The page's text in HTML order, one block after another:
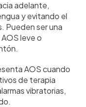
adelante,
y evitando el
Pueden ser una
leve o
AOS cuando
de terapia
vibratorias,